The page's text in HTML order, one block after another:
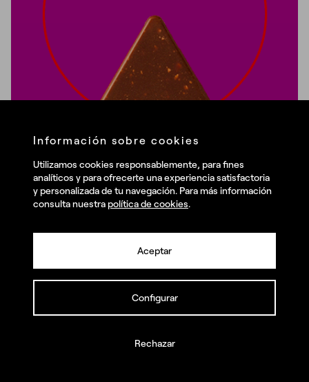
Naming
¿Cuáles son tus retos?
Información sobre cookies
Utilizamos cookies responsablemente, para fines
analíticos y para ofrecerte una experiencia satisfactoria
y personalizada de tu navegación. Para más información
consulta nuestra política de cookies.
Aceptar
Configurar
Rechazar